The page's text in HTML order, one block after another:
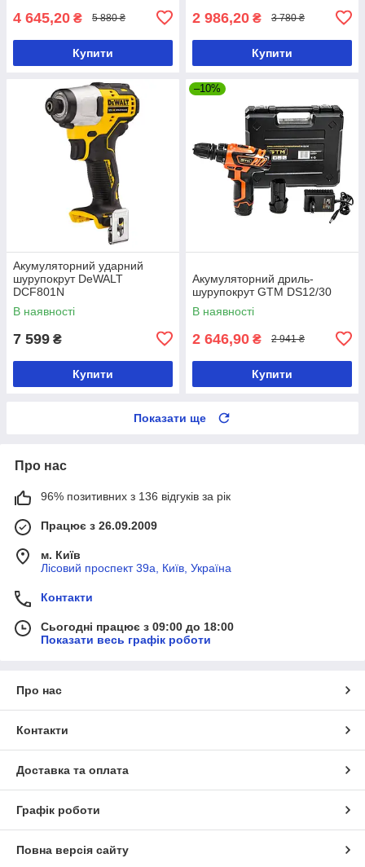
4 645,20 ₴ 5 880 ₴
Купити
2 986,20 ₴ 3 780 ₴
Купити
Акумуляторний ударний
шурупокрут DeWALT
DCF801N
В наявності
7 599 ₴
Купити
–10%
Акумуляторний дриль-
шурупокрут GTM DS12/30
В наявності
2 646,90 ₴ 2 941 ₴
Купити
Показати ще
Про нас
96% позитивних з 136 відгуків за рік
Працює з 26.09.2009
м. Київ
Лісовий проспект 39а, Київ, Україна
Контакти
Сьогодні працює з 09:00 до 18:00
Показати весь графік роботи
Про нас
Контакти
Доставка та оплата
Графік роботи
Повна версія сайту